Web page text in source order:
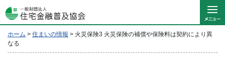
ホーム > 住まいの情報 > 火災保険3 火災保険の補償や保険料は契約により異
なる